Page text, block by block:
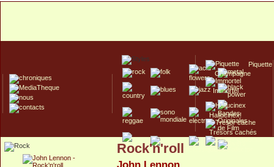
Piquette
Champagne
Immortel
Hallucinex!
Trésors cachés
Culte/Collector
Rock'n'roll
John Lennon